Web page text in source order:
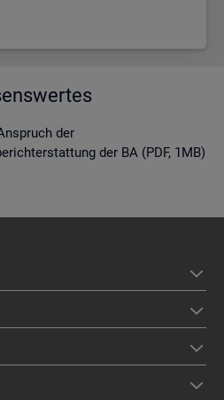
der
der BA (PDF, 1MB)